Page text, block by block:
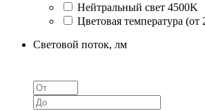
Нейтральный свет 4500K
Цветовая температура
Световой поток, лм